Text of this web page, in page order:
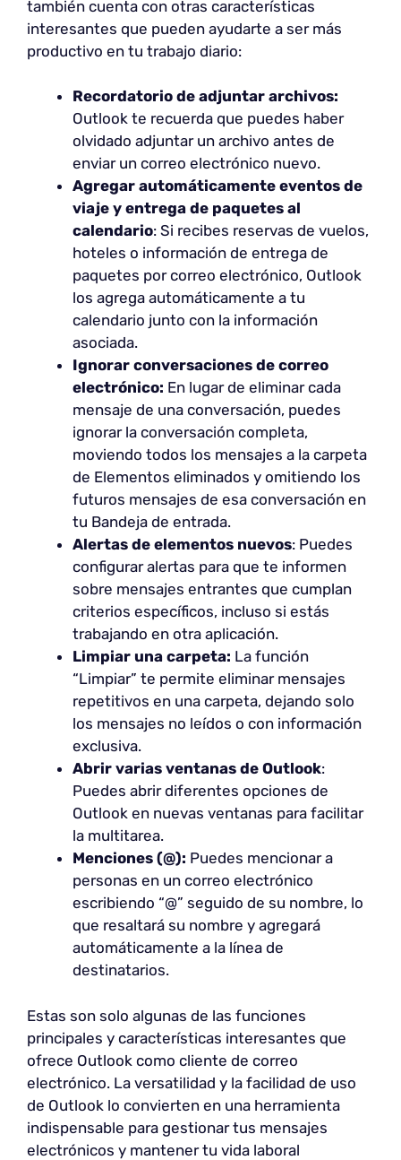
también cuenta con otras características
interesantes que pueden ayudarte a ser más
productivo en tu trabajo diario:
Recordatorio de adjuntar archivos:
Outlook te recuerda que puedes haber
olvidado adjuntar un archivo antes de
enviar un correo electrónico nuevo.
Agregar automáticamente eventos de
viaje y entrega de paquetes al
calendario: Si recibes reservas de vuelos,
hoteles o información de entrega de
paquetes por correo electrónico, Outlook
los agrega automáticamente a tu
calendario junto con la información
asociada.
Ignorar conversaciones de correo
electrónico: En lugar de eliminar cada
mensaje de una conversación, puedes
ignorar la conversación completa,
moviendo todos los mensajes a la carpeta
de Elementos eliminados y omitiendo los
futuros mensajes de esa conversación en
tu Bandeja de entrada.
Alertas de elementos nuevos: Puedes
configurar alertas para que te informen
sobre mensajes entrantes que cumplan
criterios específicos, incluso si estás
trabajando en otra aplicación.
Limpiar una carpeta: La función
“Limpiar” te permite eliminar mensajes
repetitivos en una carpeta, dejando solo
los mensajes no leídos o con información
exclusiva.
Abrir varias ventanas de Outlook:
Puedes abrir diferentes opciones de
Outlook en nuevas ventanas para facilitar
la multitarea.
Menciones (@): Puedes mencionar a
personas en un correo electrónico
escribiendo “@” seguido de su nombre, lo
que resaltará su nombre y agregará
automáticamente a la línea de
destinatarios.
Estas son solo algunas de las funciones
principales y características interesantes que
ofrece Outlook como cliente de correo
electrónico. La versatilidad y la facilidad de uso
de Outlook lo convierten en una herramienta
indispensable para gestionar tus mensajes
electrónicos y mantener tu vida laboral